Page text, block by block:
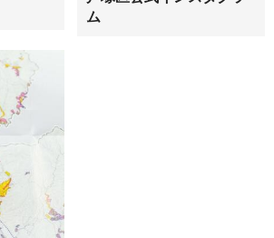
ム